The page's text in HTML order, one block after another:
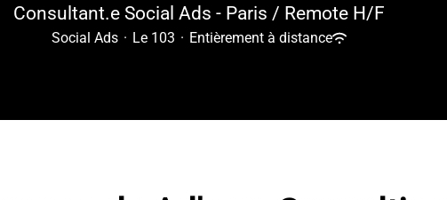
Consultant.e Social Ads - Paris / Remote H/F
Social Ads · Le 103 · Entièrement à distance